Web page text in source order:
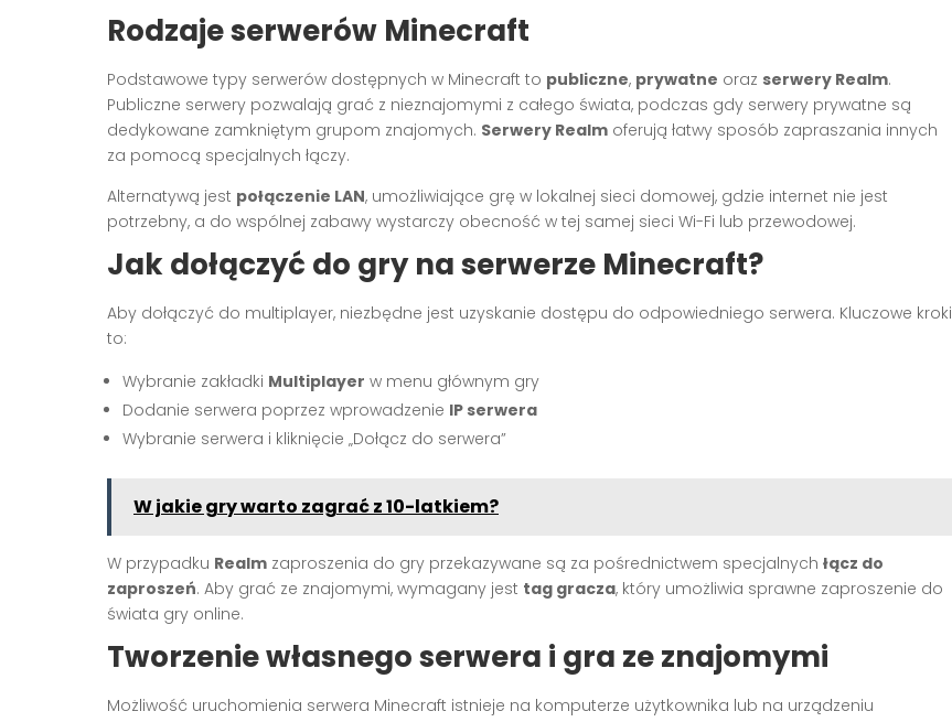
Rodzaje serwerów Minecraft
Podstawowe typy serwerów dostępnych w Minecraft to publiczne, prywatne oraz serwery Realm.
Publiczne serwery pozwalają grać z nieznajomymi z całego świata, podczas gdy serwery prywatne są
dedykowane zamkniętym grupom znajomych. Serwery Realm oferują łatwy sposób zapraszania innych
za pomocą specjalnych łączy.
Alternatywą jest połączenie LAN, umożliwiające grę w lokalnej sieci domowej, gdzie internet nie jest
potrzebny, a do wspólnej zabawy wystarczy obecność w tej samej sieci Wi-Fi lub przewodowej.
Jak dołączyć do gry na serwerze Minecraft?
Aby dołączyć do multiplayer, niezbędne jest uzyskanie dostępu do odpowiedniego serwera. Kluczowe kroki
to:
Wybranie zakładki Multiplayer w menu głównym gry
Dodanie serwera poprzez wprowadzenie IP serwera
Wybranie serwera i kliknięcie „Dołącz do serwera”
W jakie gry warto zagrać z 10-latkiem?
W przypadku Realm zaproszenia do gry przekazywane są za pośrednictwem specjalnych łącz do
zaproszeń. Aby grać ze znajomymi, wymagany jest tag gracza, który umożliwia sprawne zaproszenie do
świata gry online.
Tworzenie własnego serwera i gra ze znajomymi
Możliwość uruchomienia serwera Minecraft istnieje na komputerze użytkownika lub na urządzeniu